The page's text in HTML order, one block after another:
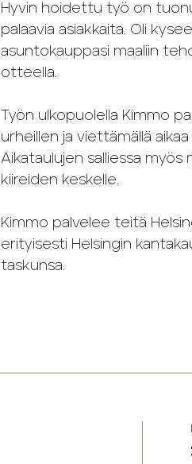
Hyvin hoidettu työ on
palaavia asiakkaita. Oli
asuntokauppasi maaliin
otteella.
Työn ulkopuolella Kimmo
urheillen ja viettämällä
Aikataulujen salliessa
kiireiden keskelle.
Kimmo palvelee teitä
erityisesti Helsingin
taskunsa.